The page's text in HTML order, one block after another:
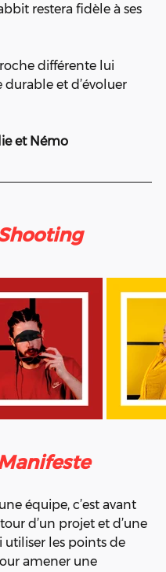
restera fidèle à ses
différente lui
et d’évoluer
et Némo
équipe, c’est avant
d’un projet et d’une
utiliser les points de
amener une